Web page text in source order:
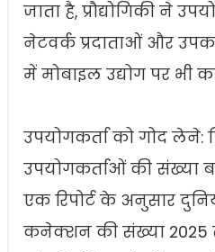
जाता है, प्रौद्योगिकी ने
नेटवर्क प्रदाताओं और
में मोबाइल उद्योग पर भी
उपयोगकर्ता को गोद लेने:
उपयोगकर्ताओं की संख्या
एक रिपोर्ट के अनुसार
कनेक्शन की संख्या 2025